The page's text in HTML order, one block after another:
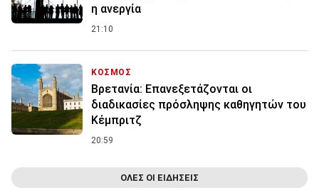
η ανεργία
21:10
ΚΟΣΜΟΣ
Βρετανία: Επανεξετάζονται οι
διαδικασίες πρόσληψης καθηγητών του
Κέμπριτζ
20:59
ΟΛΕΣ ΟΙ ΕΙΔΗΣΕΙΣ